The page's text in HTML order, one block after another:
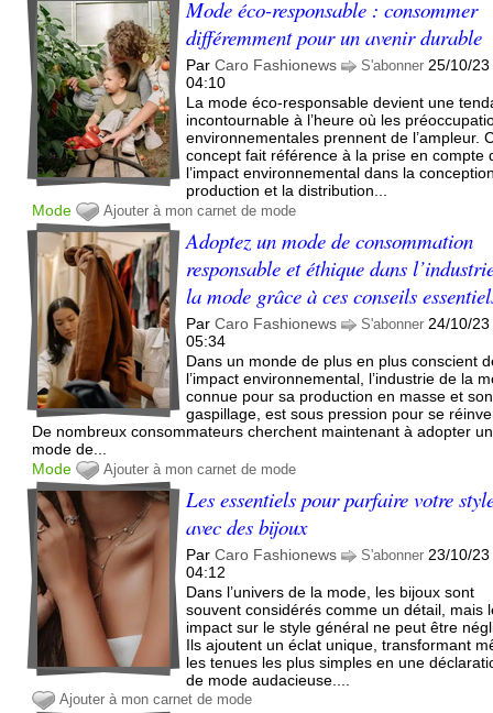
Mode éco-responsable : consommer
différemment pour un avenir durable
ParCaro Fashionews S'abonner 25/10/23
04:10
La mode éco-responsable devient une
incontournable à l’heure où les
environnementales prennent de l’ampleur.
concept fait référence à la prise en compte
l’impact environnemental dans la
production et la distribution...
Mode
Ajouter à mon carnet de mode
Adoptez un mode de consommation
responsable et éthique dans
la mode grâce à ces conseils
ParCaro Fashionews S'abonner 24/10/23
05:34
Dans un monde de plus en plus conscient
l’impact environnemental, l’industrie de la
connue pour sa production en masse et son
gaspillage, est sous pression pour se
De nombreux consommateurs cherchent maintenant à adopter un
mode de...
Mode
Ajouter à mon carnet de mode
Les essentiels pour parfaire votre
avec des bijoux
ParCaro Fashionews S'abonner 23/10/23
04:12
Dans l’univers de la mode, les bijoux sont
souvent considérés comme un détail, mais
impact sur le style général ne peut être
Ils ajoutent un éclat unique, transformant
les tenues les plus simples en une
de mode audacieuse....
Ajouter à mon carnet de mode